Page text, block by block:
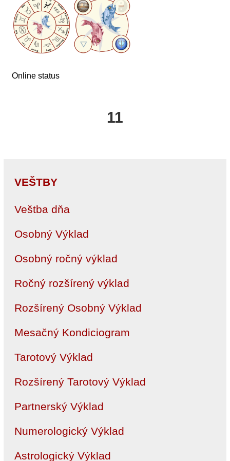
Online status
11
VEŠTBY
Veštba dňa
Osobný Výklad
Osobný ročný výklad
Ročný rozšírený výklad
Rozšírený Osobný Výklad
Mesačný Kondiciogram
Tarotový Výklad
Rozšírený Tarotový Výklad
Partnerský Výklad
Numerologický Výklad
Astrologický Výklad